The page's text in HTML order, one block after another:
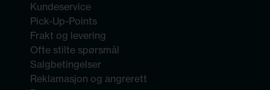
Kundeservice
Pick-Up-Points
Frakt og levering
Ofte stilte spørsmål
Salgbetingelser
Reklamasjon og angrerett